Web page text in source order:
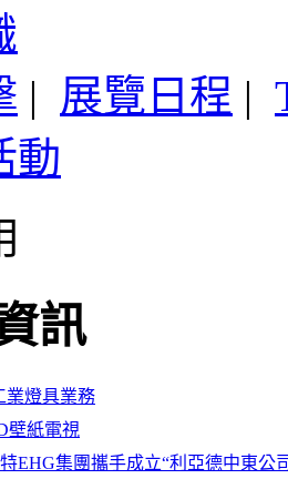
| 展覽日程 |
動
訊
業燈具業務
壁紙電視
EHG集團攜手成立“利亞德中東公